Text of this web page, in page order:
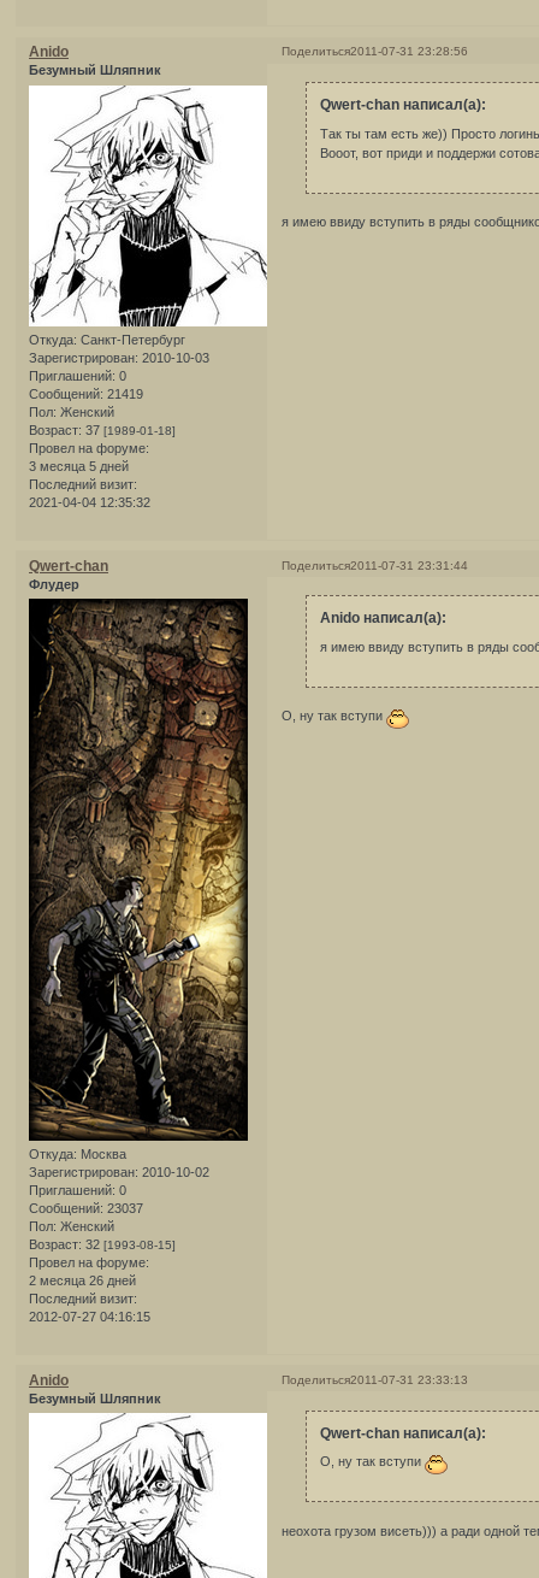
Поделиться2011-07-31 23:28:56
Anido
Безумный Шляпник
Откуда: Санкт-Петербург
Зарегистрирован: 2010-10-03
Приглашений: 0
Сообщений: 21419
Пол: Женский
Возраст: 37 [1989-01-18]
Провел на форуме:
3 месяца 5 дней
Последний визит:
2021-04-04 12:35:32
Qwert-chan написал(а):
Так ты там есть же)) Просто
Вооот, вот приди и поддержи
я имею ввиду вступить в ряды
Поделиться2011-07-31 23:31:44
Qwert-chan
Флудер
Откуда: Москва
Зарегистрирован: 2010-10-02
Приглашений: 0
Сообщений: 23037
Пол: Женский
Возраст: 32 [1993-08-15]
Провел на форуме:
2 месяца 26 дней
Последний визит:
2012-07-27 04:16:15
Anido написал(а):
я имею ввиду вступить в ряды
О, ну так вступи
Поделиться2011-07-31 23:33:13
Anido
Безумный Шляпник
Qwert-chan написал(а):
О, ну так вступи
неохота грузом висеть))) а ради одной